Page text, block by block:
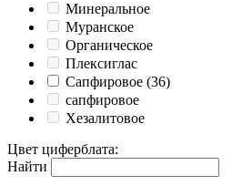
Минеральное
Муранское
Органическое
Плексиглас
Сапфировое (36)
сапфировое
Хезалитовое
Цвет циферблата:
Найти